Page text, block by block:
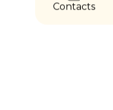
Contacts